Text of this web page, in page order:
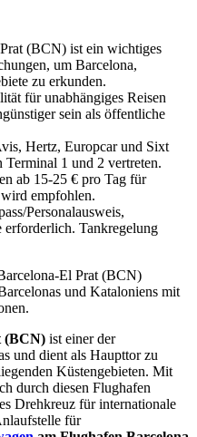
(BCN) ist ein wichtiges
um Barcelona,
zu erkunden.
für unabhängiges Reisen
sein als öffentliche
Hertz, Europcar und Sixt
1 und 2 vertreten.
ab 15-25 € pro Tag für
empfohlen.
Personalausweis,
Tankregelung
El Prat (BCN)
und Kataloniens mit
(BCN) ist einer der
und dient als Haupttor zu
Küstengebieten. Mit
durch diesen Flughafen
Drehkreuz für internationale
für